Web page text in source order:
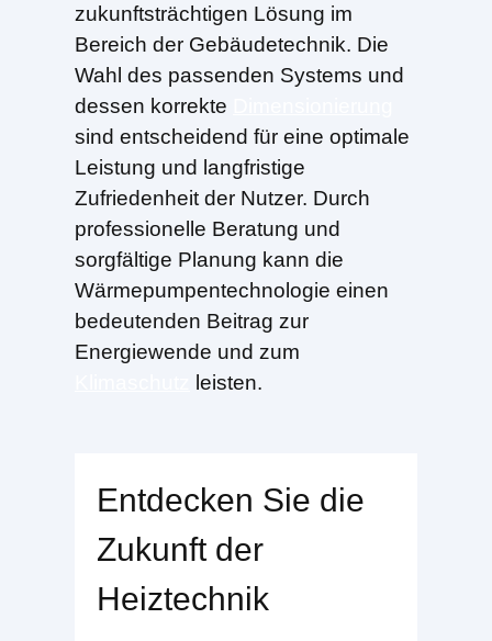
zukunftsträchtigen Lösung im
Bereich der Gebäudetechnik. Die
Wahl des passenden Systems und
dessen korrekte
sind entscheidend für eine optimale
Leistung und langfristige
Zufriedenheit der Nutzer. Durch
professionelle Beratung und
sorgfältige Planung kann die
Wärmepumpentechnologie einen
bedeutenden Beitrag zur
Energiewende und zum
leisten.
Entdecken Sie die
Zukunft der
Heiztechnik